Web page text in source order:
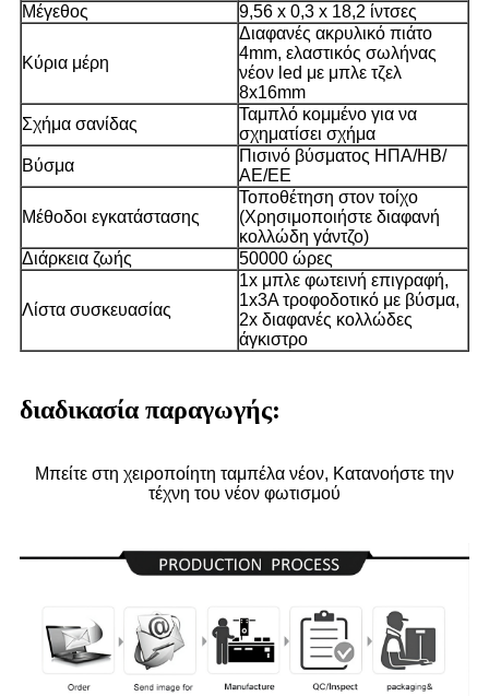
Μέγεθος
9,56 x 0,3 x 18,2 ίντσες
Κύρια μέρη
Διαφανές ακρυλικό πιάτο
4mm, ελαστικός σωλήνας
νέον led με μπλε τζελ
8x16mm
Σχήμα σανίδας
Ταμπλό κομμένο για να
σχηματίσει σχήμα
Βύσμα
Πισινό βύσματος ΗΠΑ/ΗΒ/
ΑΕ/ΕΕ
Μέθοδοι εγκατάστασης
Τοποθέτηση στον τοίχο
(Χρησιμοποιήστε διαφανή
κολλώδη γάντζο)
Διάρκεια ζωής
50000 ώρες
Λίστα συσκευασίας
1x μπλε φωτεινή επιγραφή,
1x3A τροφοδοτικό με βύσμα,
2x διαφανές κολλώδες
άγκιστρο
διαδικασία παραγωγής:
Μπείτε στη χειροποίητη ταμπέλα νέον, Κατανοήστε την
τέχνη του νέον φωτισμού